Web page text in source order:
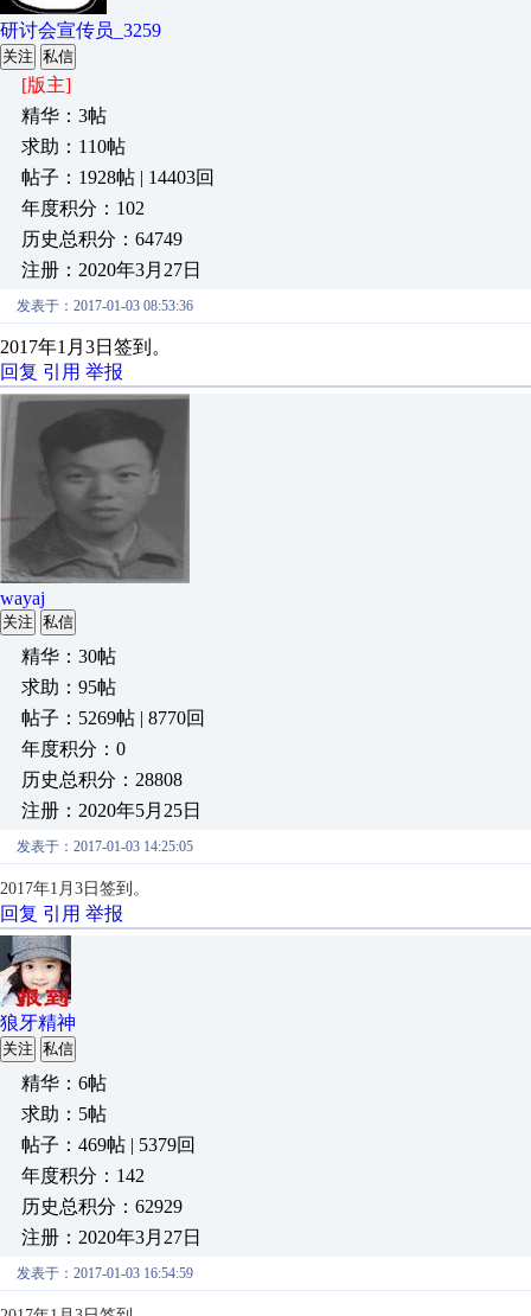
研讨会宣传员_3259
关注 私信
[版主]
精华：3帖
求助：110帖
帖子：1928帖 | 14403回
年度积分：102
历史总积分：64749
注册：2020年3月27日
发表于：2017-01-03 08:53:36
2017年1月3日签到。
回复 引用 举报
wayaj
关注 私信
精华：30帖
求助：95帖
帖子：5269帖 | 8770回
年度积分：0
历史总积分：28808
注册：2020年5月25日
发表于：2017-01-03 14:25:05
2017年1月3日签到。
回复 引用 举报
狼牙精神
关注 私信
精华：6帖
求助：5帖
帖子：469帖 | 5379回
年度积分：142
历史总积分：62929
注册：2020年3月27日
发表于：2017-01-03 16:54:59